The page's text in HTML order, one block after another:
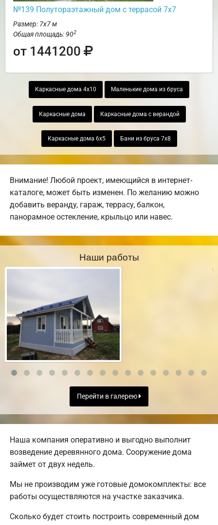
№139 Полутораэтажный дом с террасой 7х7
Размер: 7х7 м
Общая площадь: 902
от 1441200
Каркасные дома 4х10 Маленькие дома из бруса
Каркасные дома Каркасные дома с верандой
Каркасные дома 6х5 Бани из бруса 7х8
Внимание! Любой проект, имеющийся в интернет-
каталоге, может быть изменен. По желанию можно
добавить веранду, гараж, террасу, балкон,
панорамное остекление, крыльцо или навес.
Наши работы
Перейти в галерею
Наша компания оперативно и выгодно выполнит
возведение деревянного дома. Сооружение дома
займет от двух недель.
Мы не производим уже готовые домокомплекты: все
работы осуществляются на участке заказчика.
Сколько будет стоить построить современный дом